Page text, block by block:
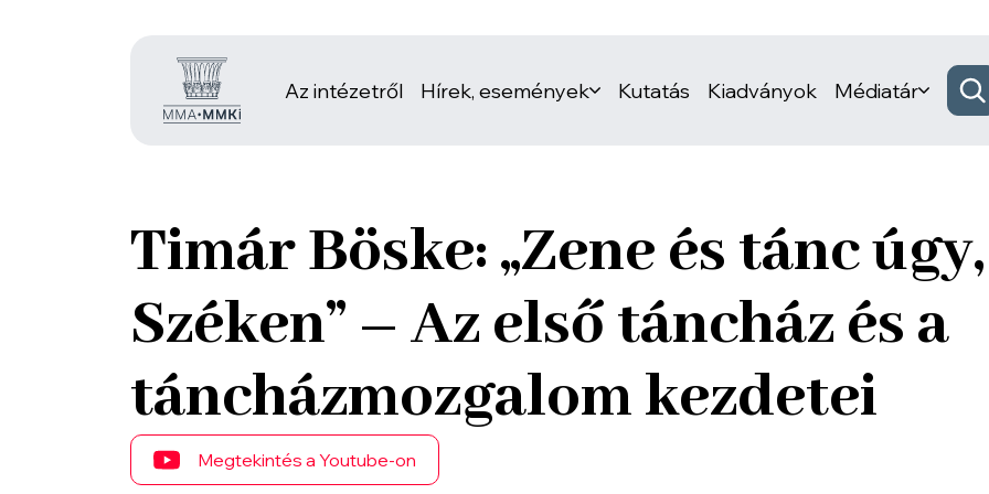
Az intézetről Hírek, események Kutatás Kiadványok Médiatár
Timár Böske: „Zene és tánc
Széken” – Az első táncház és a
táncházmozgalom kezdetei
Megtekintés a Youtube-on